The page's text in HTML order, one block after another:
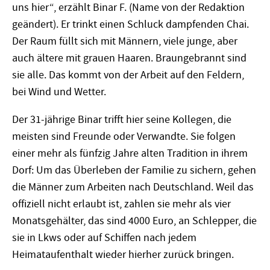
uns hier“, erzählt Binar F. (Name von der Redaktion
geändert). Er trinkt einen Schluck dampfenden Chai.
Der Raum füllt sich mit Männern, viele junge, aber
auch ältere mit grauen Haaren. Braungebrannt sind
sie alle. Das kommt von der Arbeit auf den Feldern,
bei Wind und Wetter.
Der 31-jährige Binar trifft hier seine Kollegen, die
meisten sind Freunde oder Verwandte. Sie folgen
einer mehr als fünfzig Jahre alten Tradition in ihrem
Dorf: Um das Überleben der Familie zu sichern, gehen
die Männer zum Arbeiten nach Deutschland. Weil das
offiziell nicht erlaubt ist, zahlen sie mehr als vier
Monatsgehälter, das sind 4000 Euro, an Schlepper, die
sie in Lkws oder auf Schiffen nach jedem
Heimataufenthalt wieder hierher zurück bringen.